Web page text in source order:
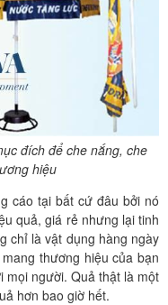
đích để che nắng, che
hiệu
cáo tại bất cứ đâu bởi nó
quả, giá rẻ nhưng lại tinh
chỉ là vật dụng hàng ngày
thương hiệu của bạn
mọi người. Quả thật là một
hơn bao giờ hết.